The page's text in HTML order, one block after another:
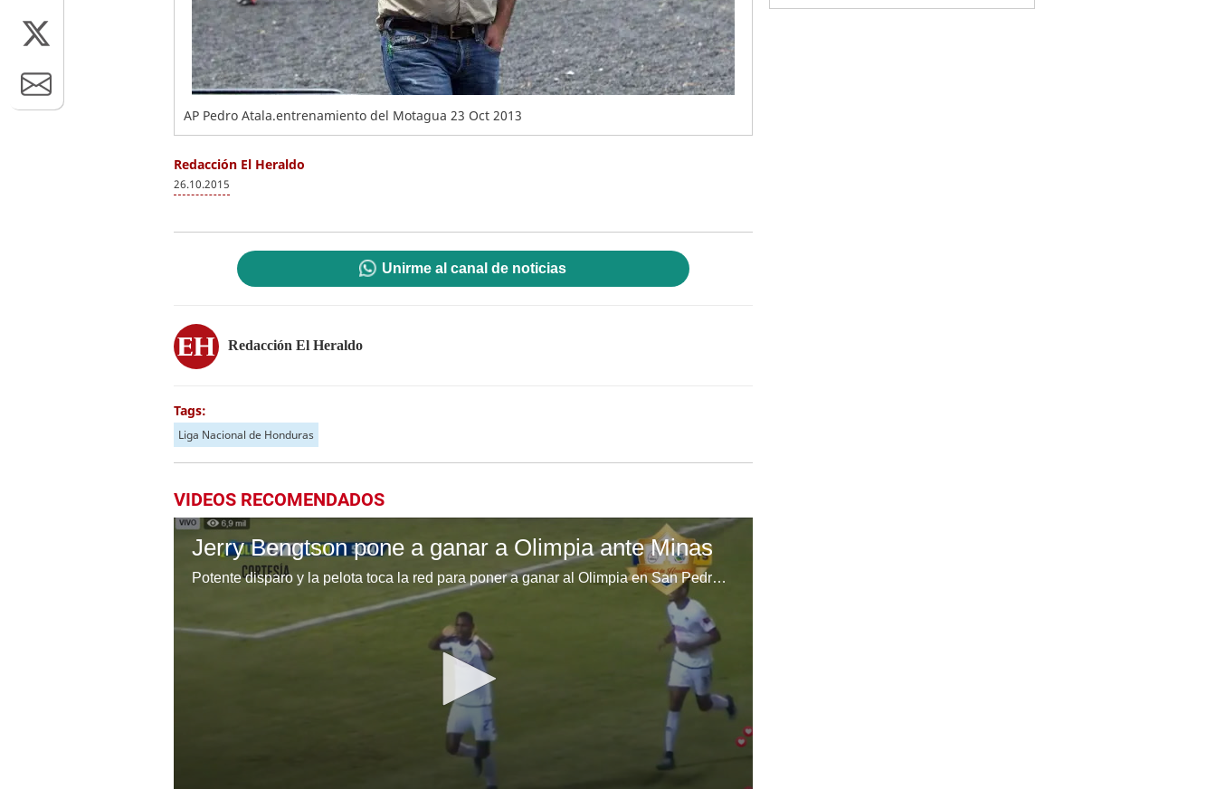
AP Pedro Atala.entrenamiento del Motagua 23 Oct 2013
Redacción El Heraldo
26.10.2015
Unirme al canal de noticias
Redacción El Heraldo
Tags:
Liga Nacional de Honduras
VIDEOS RECOMENDADOS
Jerry Bengtson pone a ganar a Olimpia ante Minas
Potente disparo y la pelota toca la red para poner a ganar al Olimpia en San Pedro Sula.